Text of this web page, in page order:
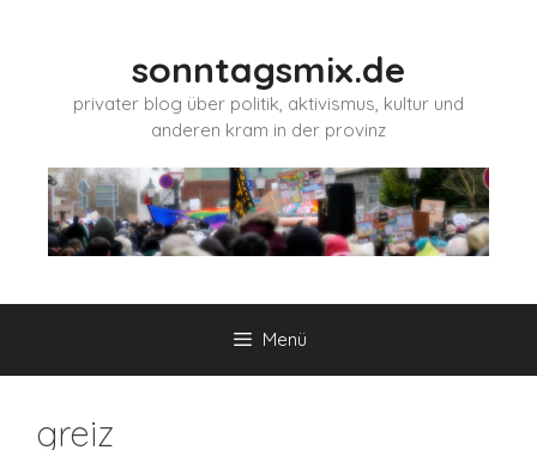
sonntagsmix.de
privater blog über politik, aktivismus, kultur und
anderen kram in der provinz
Menü
greiz